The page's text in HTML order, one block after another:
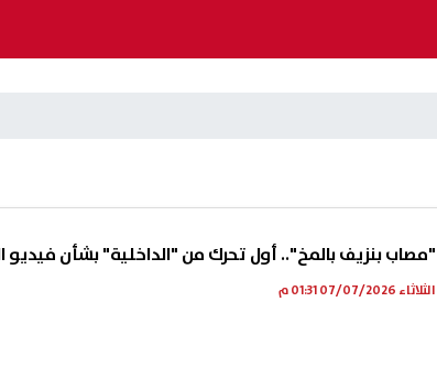
"مصاب بنزيف بالمخ".. أول تحرك من "الداخلية" بشأن فيديو
الثلاثاء 07/07/2026 01:31 م